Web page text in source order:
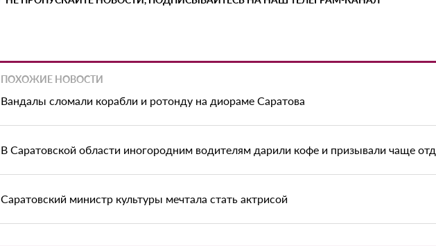
ПОХОЖИЕ НОВОСТИ
Вандалы сломали корабли и ротонду на диораме Саратова
В Саратовской области иногородним водителям дарили кофе и призывали чаще
Саратовский министр культуры мечтала стать актрисой